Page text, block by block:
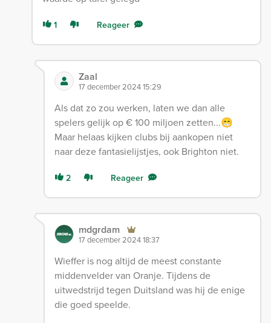
1 Reageer
Zaal
17 december 2024 15:29
Als dat zo zou werken, laten we dan alle
spelers gelijk op € 100 miljoen zetten...😁
Maar helaas kijken clubs bij aankopen niet
naar deze fantasielijstjes, ook Brighton niet.
2 Reageer
mdgrdam
17 december 2024 18:37
Wieffer is nog altijd de meest constante
middenvelder van Oranje. Tijdens de
uitwedstrijd tegen Duitsland was hij de enige
die goed speelde.